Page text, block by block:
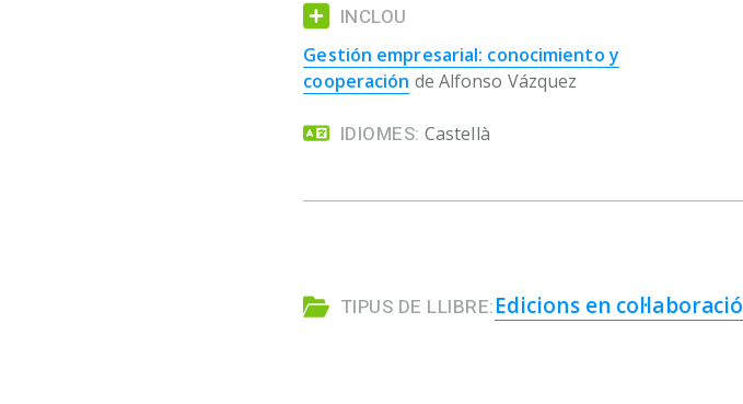
INCLOU
Gestión empresarial: conocimiento y
cooperación de Alfonso Vázquez
IDIOMES: Castellà
TIPUS DE LLIBRE:Edicions en col·laboració